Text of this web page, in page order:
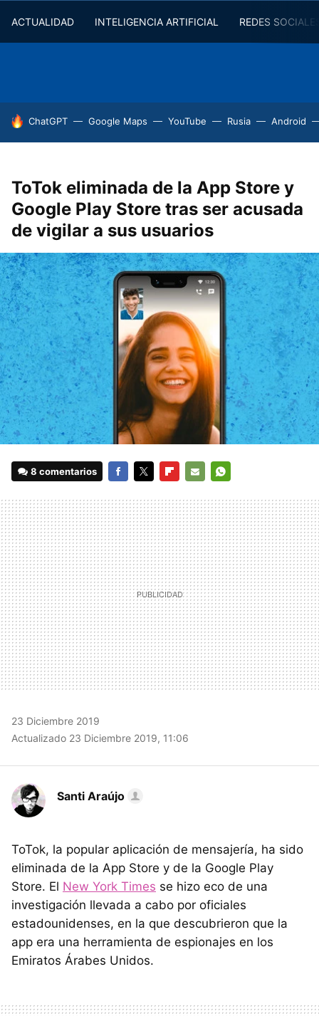
ACTUALIDAD INTELIGENCIA ARTIFICIAL REDES
HOY SE HABLA DE
ChatGPT Google Maps YouTube Rusia Android
ToTok eliminada de la App Store y
Google Play Store tras ser acusada
de vigilar a sus usuarios
8 comentarios
MAIL
23 Diciembre 2019
Actualizado 23 Diciembre 2019, 11:06
Santi Araújo
ToTok, la popular aplicación de mensajería, ha sido
eliminada de la App Store y de la Google Play
Store. El New York Times se hizo eco de una
investigación llevada a cabo por oficiales
estadounidenses, en la que descubrieron que la
app era una herramienta de espionajes en los
Emiratos Árabes Unidos.